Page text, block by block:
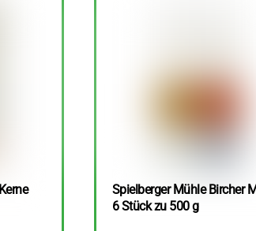
Spielberger Mühle Bircher
6 Stück zu 500 g